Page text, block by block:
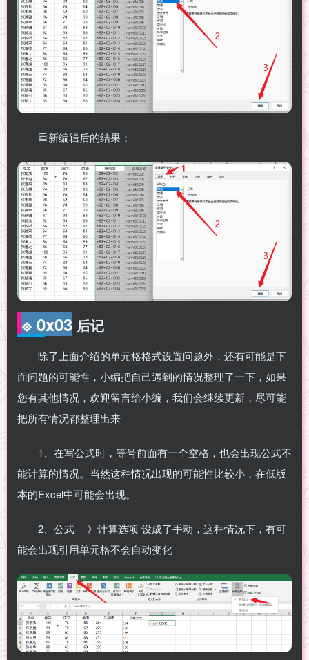
重新编辑后的结果：
※ 0x03 后记
除了上面介绍的单元格格式设置问题外，还有可能是下
面问题的可能性，小编把自己遇到的情况整理了一下，如果
您有其他情况，欢迎留言给小编，我们会继续更新，尽可能
把所有情况都整理出来
1、在写公式时，等号前面有一个空格，也会出现公式不
能计算的情况。当然这种情况出现的可能性比较小，在低版
本的Excel中可能会出现。
2、公式==》计算选项 设成了手动，这种情况下，有可
能会出现引用单元格不会自动变化